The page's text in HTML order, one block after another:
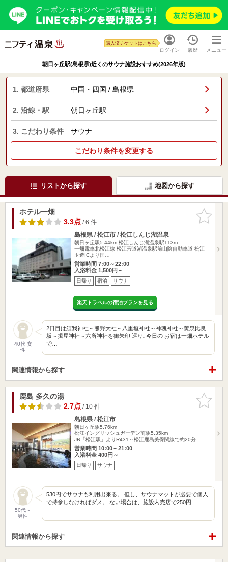
ログイン
購入済チケットはこちら
履歴 メニュー
朝日ヶ丘駅(島根県)近くのサウナ施設おすすめ(2026年版)
1. 都道府県 中国・四国 / 島根県
2. 沿線・駅 朝日ヶ丘駅
3. こだわり条件 サウナ
こだわり条件を変更する
リストから探す 地図から探す
お気に入
りに追加
ホテル一畑
3.3点/ 6 件
島根県 / 松江市 / 松江しんじ湖温泉
朝日ヶ丘駅5.44km 松江しんじ湖温泉駅113m
一畑電車北松江線 松江宍道湖温泉駅前山陰自動車道 松江
玉造ICより国…
営業時間 7:00～22:00
入浴料金 1,500円～
日帰り 宿泊 サウナ
楽天トラベルの宿泊プランを見る
40代 女
性
2日目は須我神社～熊野大社～八重垣神社～神魂神社～黄泉比良
坂～揖屋神社～六所神社を御朱印 巡り｡今日の お宿は一畑ホテル
で…
関連情報から探す
お気に入
りに追加
鹿島 多久の湯
2.7点/ 10 件
島根県 / 松江市
朝日ヶ丘駅5.76km
松江イングリッシュガーデン前駅5.35km
JR「松江駅」よりR431～松江鹿島美保関線で約20分
営業時間 10:00～21:00
入浴料金 400円～
日帰り サウナ
50代～
男性
530円でサウナも利用出来る。 但し、サウナマットが必要で個人
で持参しなければダメ。 ない場合は、施設内売店で250円…
関連情報から探す